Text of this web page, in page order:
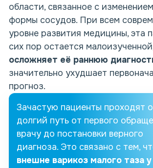
области, связанное с
формы сосудов. При всем
уровне развития медицины, эта
сих пор остается
осложняет её раннюю
значительно ухудшает
прогноз.
Зачастую пациенты проходят
долгий путь от первого
врачу до постановки верного
диагноза. Это связано с тем,
внешне варикоз малого таза у